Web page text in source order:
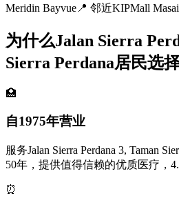
Meridin Bayvue 📍 邻近KIPMall Masai
为什么Jalan Sierra
Sierra Perdana居民选
🏥
自1975年营业
服务Jalan Sierra Perdana 3, Taman
50年，提供值得信赖的优质医疗，
⏰